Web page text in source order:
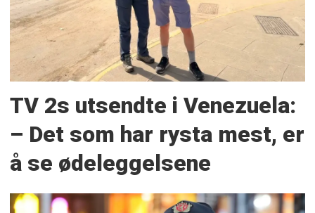
TV 2s utsendte i Venezuela:
– Det som har rysta mest, er
å se ødeleggelsene